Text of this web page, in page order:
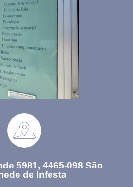
5981, 4465-098 São
de Infesta